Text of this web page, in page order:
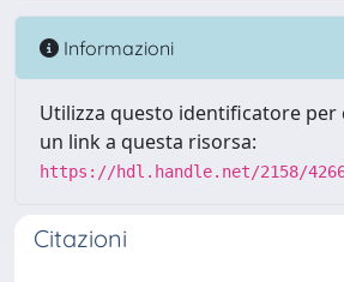
Informazioni
Utilizza questo identificatore per
un link a questa risorsa:
https://hdl.handle.net/2158/
Citazioni